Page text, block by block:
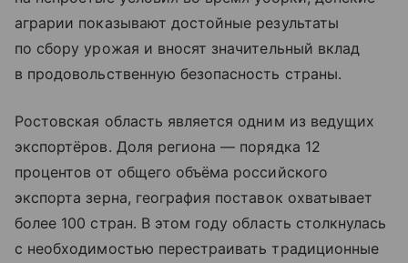
аграрии показывают достойные результаты
по сбору урожая и вносят значительный вклад
в продовольственную безопасность страны.
Ростовская область является одним из ведущих
экспортёров. Доля региона — порядка 12
процентов от общего объёма российского
экспорта зерна, география поставок охватывает
более 100 стран. В этом году область столкнулась
с необходимостью перестраивать традиционные